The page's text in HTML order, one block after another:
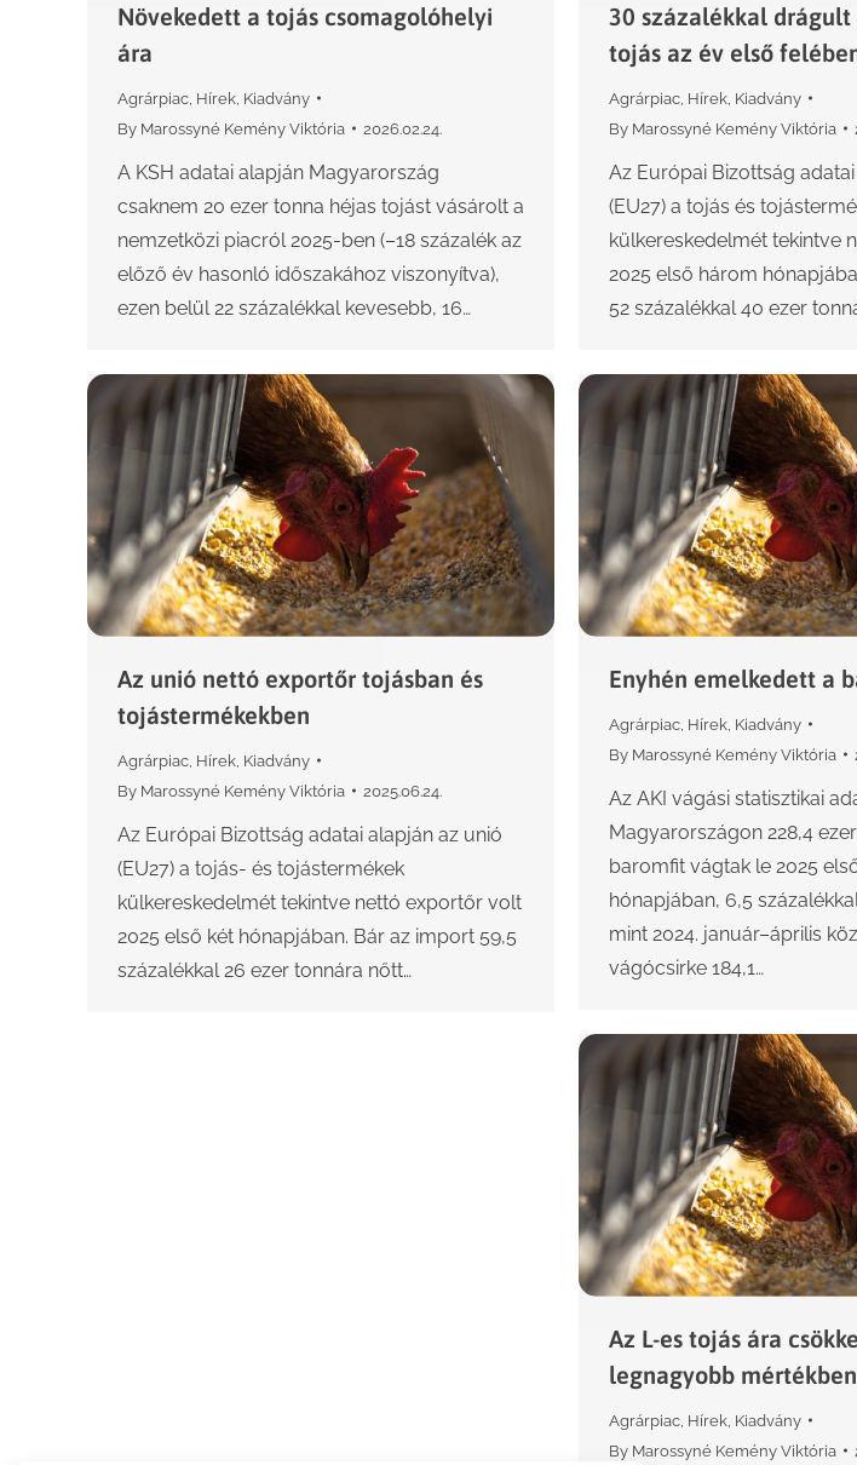
Növekedett a tojás csomagolóhelyi
ára
Agrárpiac Hírek Kiadvány
By Marossyné Kemény Viktória 2026.02.24.
A KSH adatai alapján Magyarország
csaknem 20 ezer tonna héjas tojást vásárolt a
nemzetközi piacról 2025-ben (–18 százalék az
előző év hasonló időszakához viszonyítva),
ezen belül 22 százalékkal kevesebb, 16…
30 százalékkal drágult
tojás az év első
Agrárpiac Hírek Kiadvány
By Marossyné Kemény Viktória
Az Európai Bizottság
(EU27) a tojás és
külkereskedelmét tekintve
2025 első három
52 százalékkal 40 ezer
Az unió nettó exportőr tojásban és
tojástermékekben
Agrárpiac Hírek Kiadvány
By Marossyné Kemény Viktória 2025.06.24.
Az Európai Bizottság adatai alapján az unió
(EU27) a tojás- és tojástermékek
külkereskedelmét tekintve nettó exportőr volt
2025 első két hónapjában. Bár az import 59,5
százalékkal 26 ezer tonnára nőtt…
Enyhén emelkedett a
Agrárpiac Hírek Kiadvány
By Marossyné Kemény Viktória
Az AKI vágási statisztikai
Magyarországon 228,4
baromfit vágtak le 2025
hónapjában, 6,5
mint 2024. január–április
vágócsirke 184,1…
Az L-es tojás ára
legnagyobb mértékben
Agrárpiac Hírek Kiadvány
By Marossyné Kemény Viktória